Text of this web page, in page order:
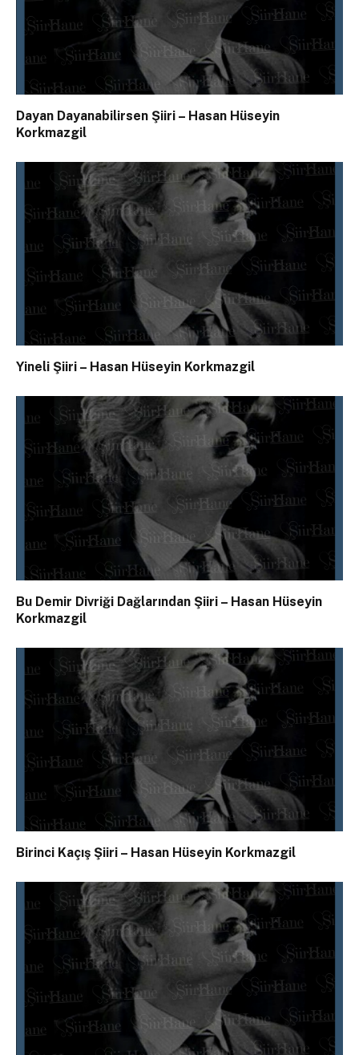
Dayan Dayanabilirsen Şiiri – Hasan Hüseyin
Korkmazgil
Yineli Şiiri – Hasan Hüseyin Korkmazgil
Bu Demir Divriği Dağlarından Şiiri – Hasan Hüseyin
Korkmazgil
Birinci Kaçış Şiiri – Hasan Hüseyin Korkmazgil